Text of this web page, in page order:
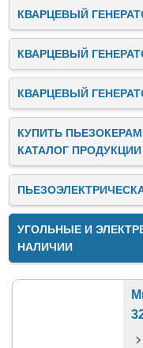
КВАРЦЕВЫЙ
КВАРЦЕВЫЙ
КВАРЦЕВЫЙ
КУПИТЬ
КАТАЛОГ
УГОЛЬНЫЕ И
НАЛИЧИИ